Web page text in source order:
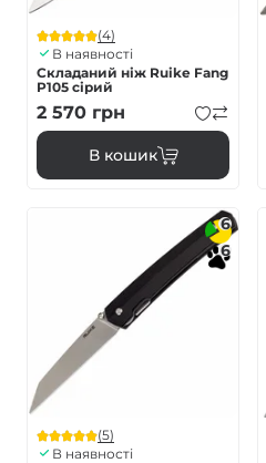
(4)
В наявності
Складаний ніж Ruike Fang
P105 сірий
2 570 грн
В кошик
6
6
(5)
В наявності